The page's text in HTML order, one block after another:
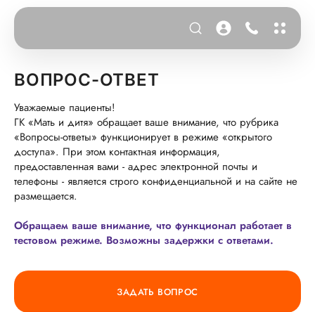
ВОПРОС-ОТВЕТ
Уважаемые пациенты!
ГК «Мать и дитя» обращает ваше внимание, что рубрика
«Вопросы-ответы» функционирует в режиме «открытого
доступа». При этом контактная информация,
предоставленная вами - адрес электронной почты и
телефоны - является строго конфиденциальной и на сайте не
размещается.
Обращаем ваше внимание, что функционал работает в
тестовом режиме. Возможны задержки с ответами.
ЗАДАТЬ ВОПРОС